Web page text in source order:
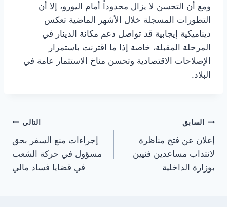
ومع أن التحسن لا يزال محدوداً أمام اليورو، إلا أن
التطورات المسجلة خلال الأشهر الماضية تعكس
ديناميكية إيجابية قد تواصل دعم مكانة الدينار في
المرحلة المقبلة، خاصة إذا ما اقترنت باستمرار
الإصلاحات الاقتصادية وتحسن مناخ الاستثمار عامة في
البلاد.
تصفّح
المقالات
السابق
إعلان عن فتح مناظرة
لانتداب مساعدين فنيين
بوزارة الداخلية
التالي
إجراءات منع السفر بحق
مسؤول في حركة الشعب
في قضايا فساد مالي